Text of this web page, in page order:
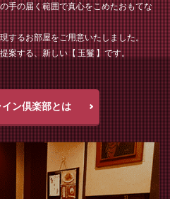
手の届く範囲で真心をこめたおもてな
するお部屋をご用意いたしました。
案する、新しい【 玉鬘 】です。
ン倶楽部とは